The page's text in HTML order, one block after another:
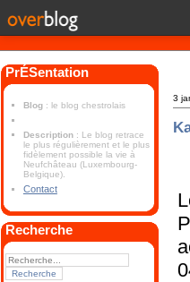
PrÉSentation
Blog : le blog chestrolais
Description : Le blog retrace
le plus régulièrement et le plus
fidèlement possible la vie à
Neufchâteau (Luxembourg-
Belgique).
Contact
Recherche
3